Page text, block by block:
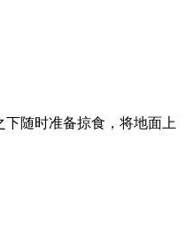
下随时准备掠食，将地面上